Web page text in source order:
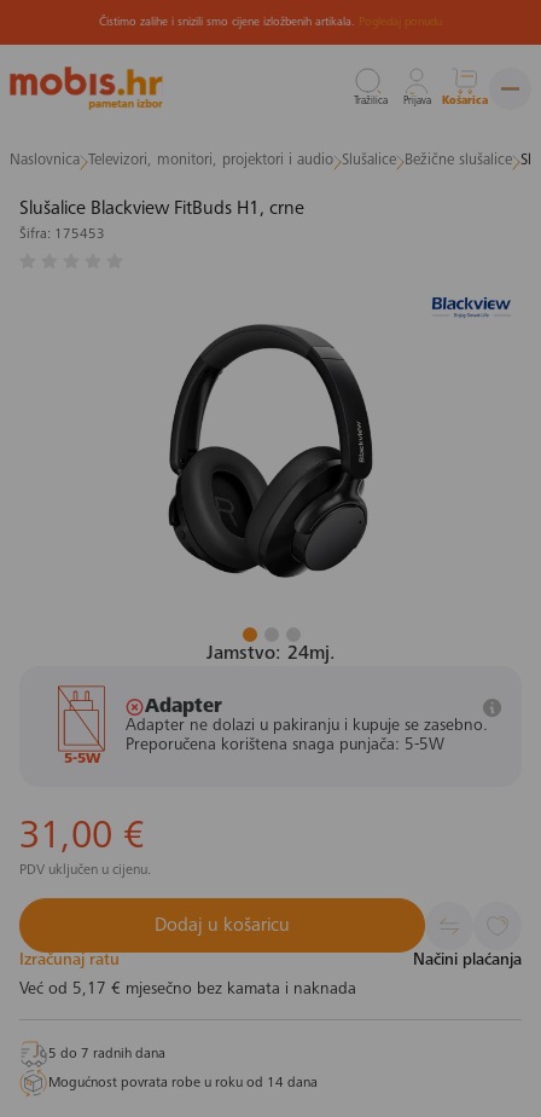
na
sadržaj
Čistimo zalihe i snizili smo cijene izložbenih artikala. Pogledaj ponudu
Tražilica Prijava Košarica
Naslovnica Televizori, monitori, projektori i audio Slušalice Bežične slušalice
Slušalice Blackview FitBuds H1, crne
Šifra: 175453
Jamstvo: 24mj.
5-5W
Adapter
Adapter ne dolazi u pakiranju i kupuje se zasebno.
Preporučena korištena snaga punjača: 5-5W
31,00 €
PDV uključen u cijenu.
Dodaj u košaricu
Izračunaj ratu
Načini plaćanja
Već od 5,17 € mjesečno bez kamata i naknada
5 do 7 radnih dana
Mogućnost povrata robe u roku od 14 dana